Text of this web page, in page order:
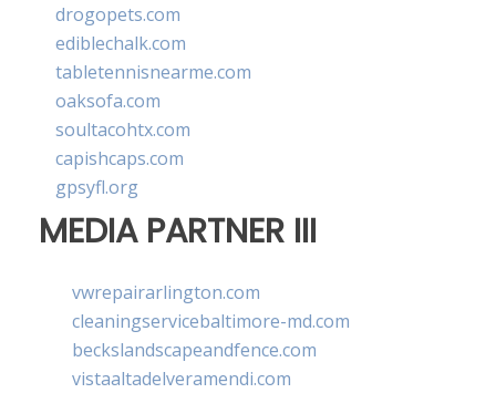
drogopets.com
ediblechalk.com
tabletennisnearme.com
oaksofa.com
soultacohtx.com
capishcaps.com
gpsyfl.org
MEDIA PARTNER III
vwrepairarlington.com
cleaningservicebaltimore-md.com
beckslandscapeandfence.com
vistaaltadelveramendi.com